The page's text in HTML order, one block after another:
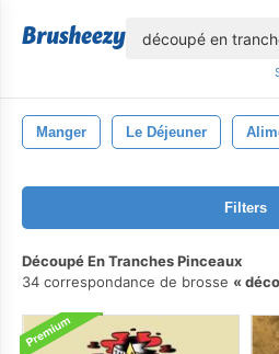
Manger Le Déjeuner
Filters
Découpé En Tranches Pinceaux
34 correspondance de brosse